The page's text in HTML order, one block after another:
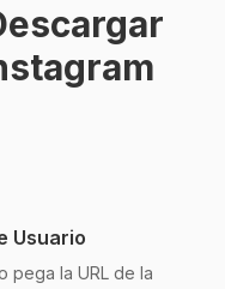
Usuario
pega la URL de la